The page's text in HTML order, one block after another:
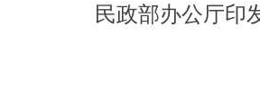
民政部办公厅印